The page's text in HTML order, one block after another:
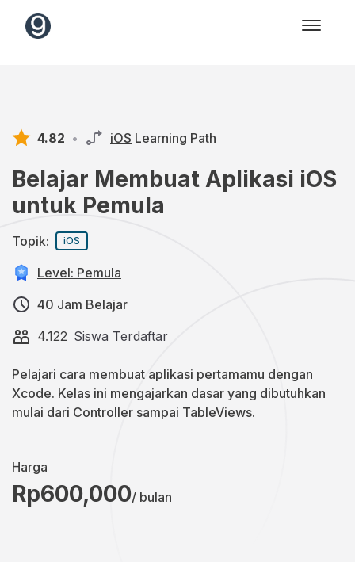
4.82 • iOS Learning Path
Belajar Membuat Aplikasi iOS
untuk Pemula
Topik: iOS
Level: Pemula
40 Jam Belajar
4.122 Siswa Terdaftar
Pelajari cara membuat aplikasi pertamamu dengan
Xcode. Kelas ini mengajarkan dasar yang dibutuhkan
mulai dari Controller sampai TableViews.
Harga
Rp600,000/ bulan